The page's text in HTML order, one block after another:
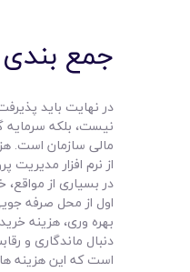
جمع بندی
در نهایت باید
نیست، بلکه سرمایه
مالی سازمان است.
از نرم افزار
در بسیاری از مواقع،
اول از محل صرفه
بهره وری، هزینه
دنبال ماندگاری و
است که این هزینه